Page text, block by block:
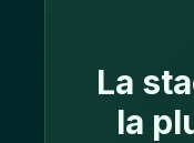
La
la